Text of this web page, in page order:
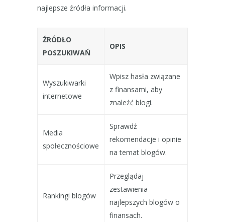
najlepsze źródła informacji.
ŹRÓDŁO
POSZUKIWAŃ
OPIS
Wyszukiwarki
internetowe
Wpisz hasła związane
z finansami, aby
znaleźć blogi.
Media
społecznościowe
Sprawdź
rekomendacje i opinie
na temat blogów.
Rankingi blogów
Przeglądaj
zestawienia
najlepszych blogów o
finansach.